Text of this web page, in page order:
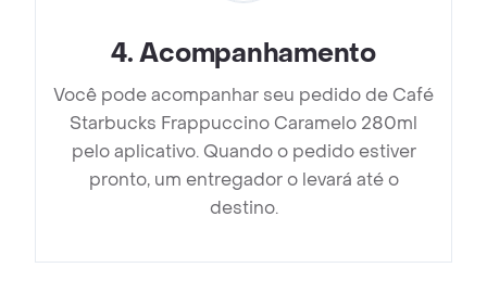
4.Acompanhamento
Você pode acompanhar seu pedido de Café
Starbucks Frappuccino Caramelo 280ml
pelo aplicativo. Quando o pedido estiver
pronto, um entregador o levará até o
destino.